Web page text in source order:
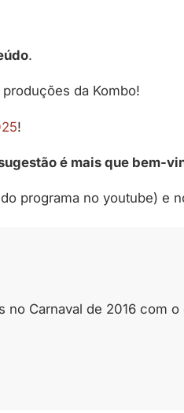
.
da Kombo!
!
é mais que bem-
programa no youtube) e
no Carnaval de 2016